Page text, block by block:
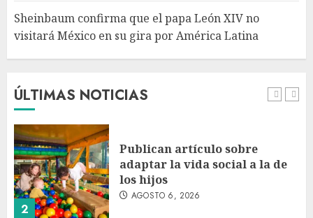
Sheinbaum confirma que el papa León XIV no
visitará México en su gira por América Latina
ÚLTIMAS NOTICIAS
1
Bacterias en el semen también
AGOSTO 6, 2026
2
Publican artículo sobre
adaptar la vida social a la de
los hijos
AGOSTO 6, 2026